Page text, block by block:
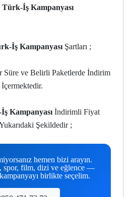
İş Kampanyası
İş Kampanyası Şartları ;
ve Belirli Paketlerde İndirim
İçermektedir.
Kampanyası İndirimli Fiyat
Şekildedir ;
hemen bizi arayın.
spor, film, dizi ve eğlence —
birlikte seçelim.